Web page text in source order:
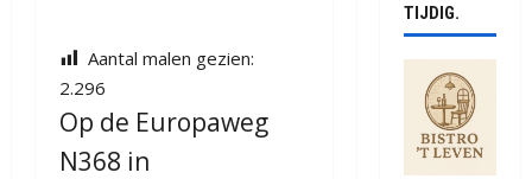
Aantal malen gezien:
2.296
Op de Europaweg
N368 in
TIJDIG.